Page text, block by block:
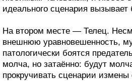
идеального сценария
На втором месте — Телец.
внешнюю уравновешенность,
патологически боятся
молча, но затаённо: будут
прокручивать сценарии